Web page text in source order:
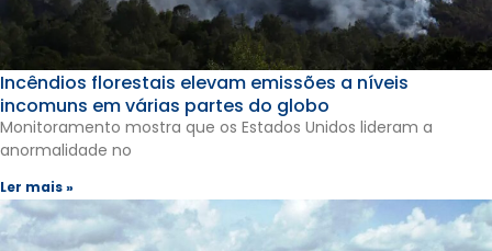
Incêndios florestais elevam emissões a níveis
incomuns em várias partes do globo
Monitoramento mostra que os Estados Unidos lideram a
anormalidade no
Ler mais »